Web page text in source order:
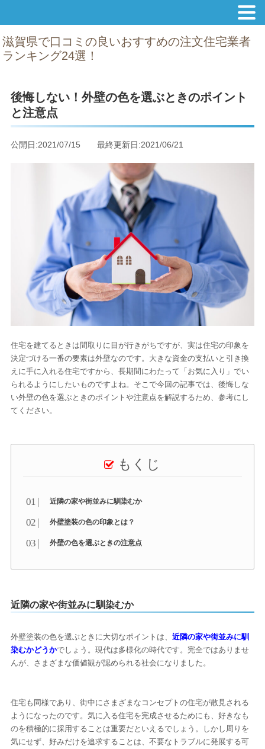
滋賀県で口コミの良いおすすめの注文住宅業者
ランキング24選！
後悔しない！外壁の色を選ぶときのポイント
と注意点
公開日:2021/07/15 最終更新日:2021/06/21
住宅を建てるときは間取りに目が行きがちですが、実は住宅の印象を
決定づける一番の要素は外壁なのです。大きな資金の支払いと引き換
えに手に入れる住宅ですから、長期間にわたって「お気に入り」でい
られるようにしたいものですよね。そこで今回の記事では、後悔しな
い外壁の色を選ぶときのポイントや注意点を解説するため、参考にし
てください。
もくじ
近隣の家や街並みに馴染むか
外壁塗装の色の印象とは？
外壁の色を選ぶときの注意点
近隣の家や街並みに馴染むか
外壁塗装の色を選ぶときに大切なポイントは、 近隣の家や街並みに馴
染むかどうかでしょう。現代は多様化の時代です。完全ではありませ
んが、さまざまな価値観が認められる社会になりました。
住宅も同様であり、街中にさまざまなコンセプトの住宅が散見される
ようになったのです。気に入る住宅を完成させるためにも、好きなも
のを積極的に採用することは重要だといえるでしょう。しかし周りを
気にせず、好みだけを追求することは、不要なトラブルに発展する可